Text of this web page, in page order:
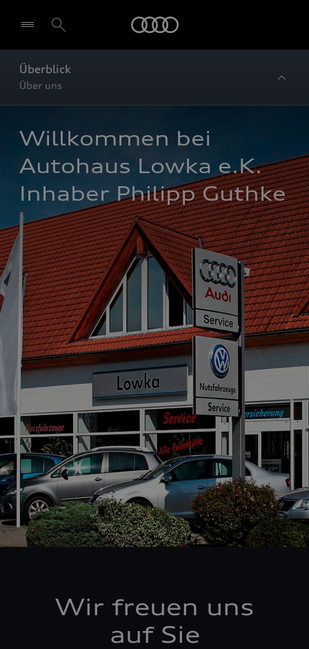
Überblick
Über uns
Willkommen bei
Autohaus Lowka e.K.
Inhaber Philipp Guthke
Wir freuen uns
auf Sie